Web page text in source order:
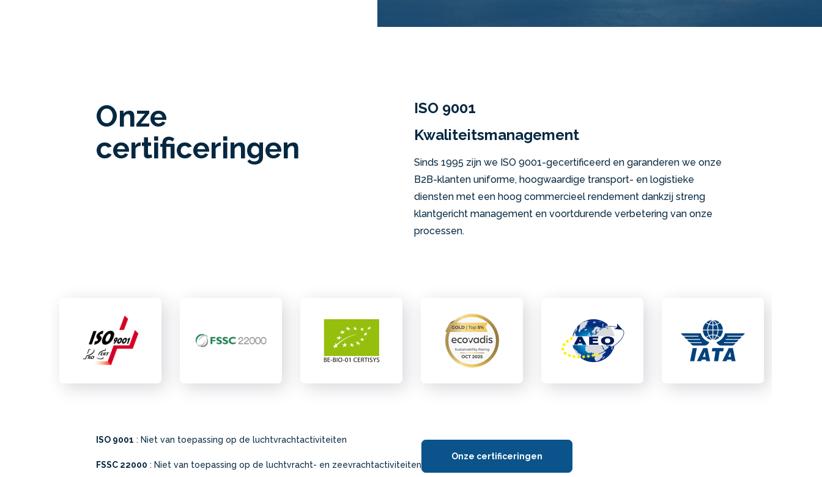
Onze
certificeringen
ISO 9001
Kwaliteitsmanagement
Sinds 1995 zijn we ISO 9001-gecertificeerd en garanderen we onze
B2B-klanten uniforme, hoogwaardige transport- en logistieke
diensten met een hoog commercieel rendement dankzij streng
klantgericht management en voortdurende verbetering van onze
processen.
ISO 9001 : Niet van toepassing op de luchtvrachtactiviteiten
FSSC 22000 : Niet van toepassing op de luchtvracht- en zeevrachtactiviteiten
Onze certificeringen